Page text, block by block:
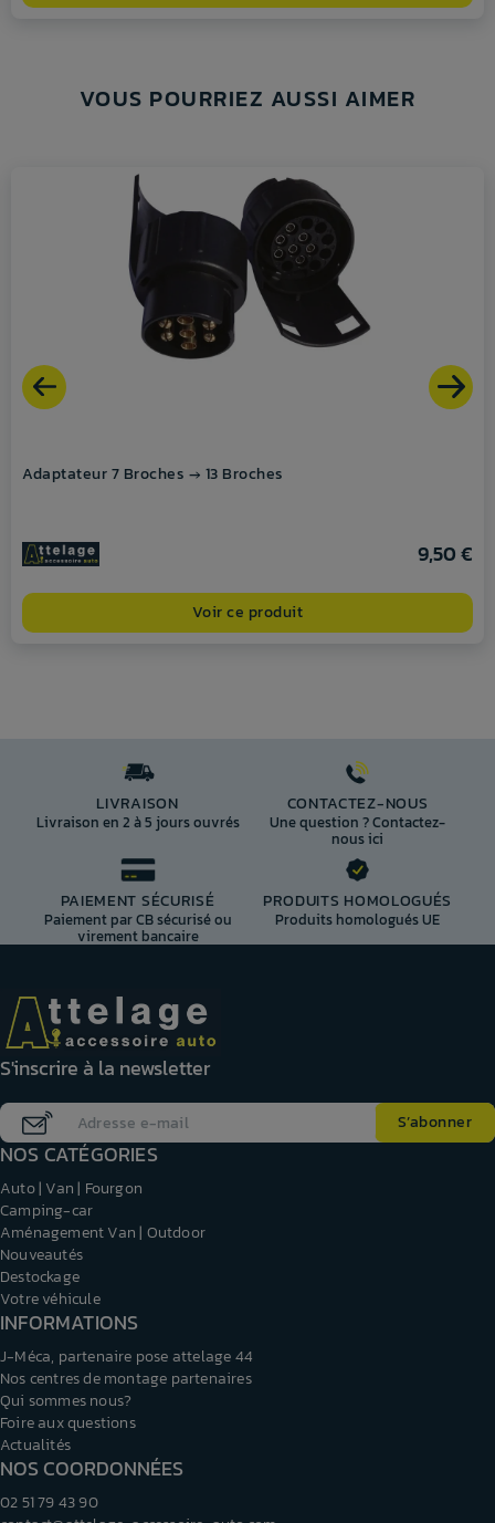
VOUS POURRIEZ AUSSI AIMER
Adaptateur 7 Broches → 13 Broches
9,50 €
Voir ce produit
LIVRAISON
Livraison en 2 à 5 jours ouvrés
CONTACTEZ-NOUS
Une question ? Contactez-
nous ici
PAIEMENT SÉCURISÉ
Paiement par CB sécurisé ou
virement bancaire
PRODUITS HOMOLOGUÉS
Produits homologués UE
NOS CATÉGORIES
Auto | Van | Fourgon
Camping-car
Aménagement Van | Outdoor
Nouveautés
Destockage
Votre véhicule
INFORMATIONS
J-Méca, partenaire pose attelage 44
Nos centres de montage partenaires
Qui sommes nous?
Foire aux questions
Actualités
NOS COORDONNÉES
02 51 79 43 90
S'inscrire à la newsletter